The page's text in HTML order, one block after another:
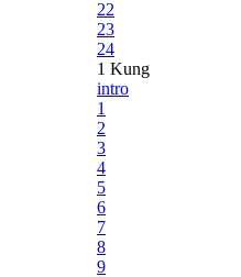
22
23
24
1 Kung
intro
1
2
3
4
5
6
7
8
9